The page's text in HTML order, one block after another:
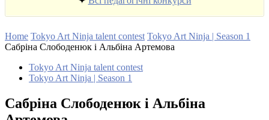
Home Tokyo Art Ninja talent contest Tokyo Art Ninja | Season 1
Сабріна Слободенюк і Альбіна Артемова
Tokyo Art Ninja talent contest
Tokyo Art Ninja | Season 1
Сабріна Слободенюк і Альбіна